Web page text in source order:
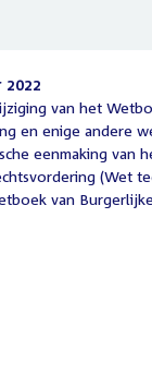
2022
van het
en enige andere
eenmaking van
(Wet
van